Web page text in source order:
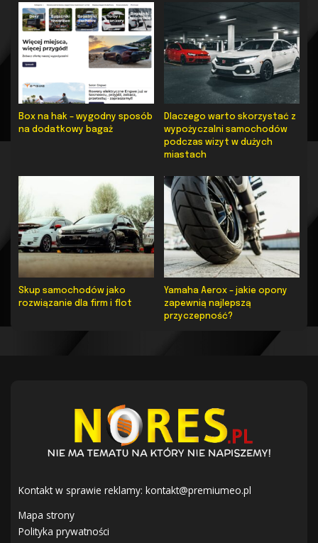
Box na hak – wygodny sposób
na dodatkowy bagaż
Dlaczego warto skorzystać z
wypożyczalni samochodów
podczas wizyt w dużych
miastach
Skup samochodów jako
rozwiązanie dla firm i flot
Yamaha Aerox – jakie opony
zapewnią najlepszą
przyczepność?
Kontakt w sprawie reklamy: kontakt@premiumeo.pl
Mapa strony
Polityka prywatności